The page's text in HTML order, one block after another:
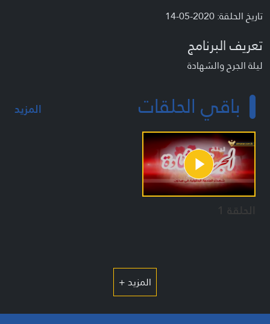
تاريخ الحلقة: 2020-05-14
تعريف البرنامج
ليلة الجرح والشهادة
باقي الحلقات المزيد
الحلقة 1
المزيد +